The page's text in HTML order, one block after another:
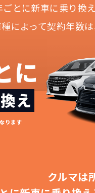
ごとに新車に乗り換
によって契約年数は
に
え
ります
クルマは
どこより
頭金不要で超
で故障の心配があり
NORIDOKIなら頭金
月々「定額料金」を